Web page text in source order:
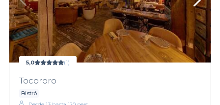
5,0 (1)
Tocororo
Bistró